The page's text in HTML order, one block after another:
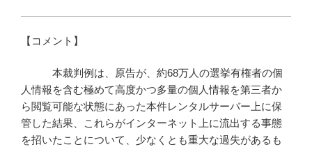
【コメント】
本裁判例は、原告が、約68万人の選挙有権者の個
人情報を含む極めて高度かつ多量の個人情報を第三者か
ら閲覧可能な状態にあった本件レンタルサーバー上に保
管した結果、これらがインターネット上に流出する事態
を招いたことについて、少なくとも重大な過失があるも